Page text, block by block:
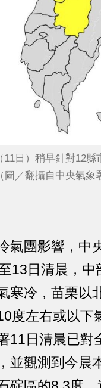
日）稍早針對12縣
（圖／翻攝自中央氣象
氣團影響，中
13日清晨，中
寒冷，苗栗以
度左右或以下
11日清晨已對
並觀測到今晨